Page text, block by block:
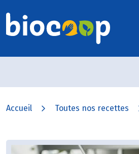
Accueil Toutes nos recettes